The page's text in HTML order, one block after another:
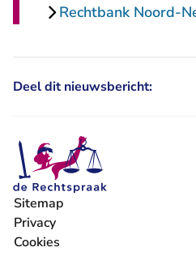
Rechtbank Noord-
Deel dit nieuwsbericht:
Sitemap
Privacy
Cookies